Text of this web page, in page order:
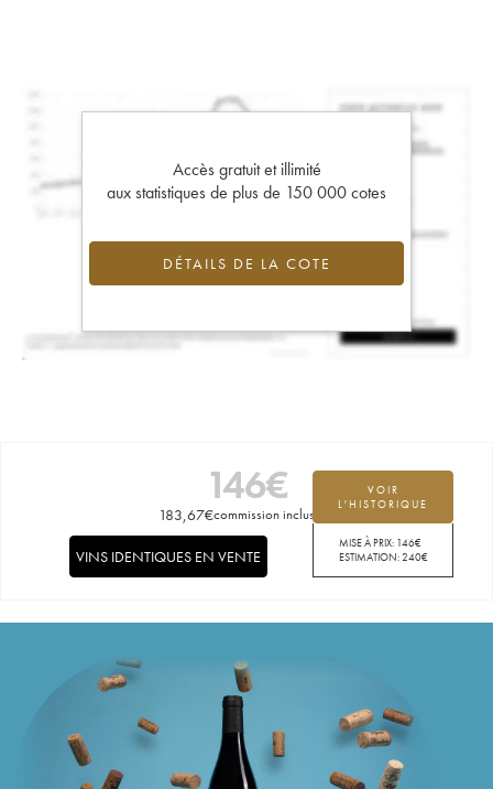
Accès gratuit et illimité
aux statistiques de plus de 150 000 cotes
DÉTAILS DE LA COTE
146€
183,67€commission incluse
VOIR
L'HISTORIQUE
MISE À PRIX: 146€
ESTIMATION:240€
VINS IDENTIQUES EN VENTE